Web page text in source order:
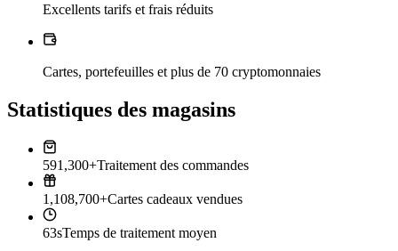
Excellents tarifs et frais réduits
Cartes, portefeuilles et plus de 70 cryptomonnaies
Statistiques des magasins
591,300+Traitement des commandes
1,108,700+Cartes cadeaux vendues
63sTemps de traitement moyen